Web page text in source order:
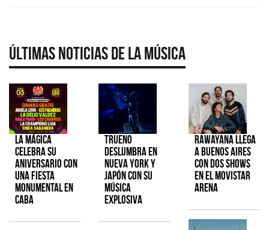
Últimas Noticias de la Música
La Mágica
celebra su
aniversario con
una fiesta
monumental en
CABA
TRUENO
deslumbra en
Nueva York y
Japón con su
música
explosiva
Rawayana llega
a Buenos Aires
con dos shows
en el Movistar
Arena